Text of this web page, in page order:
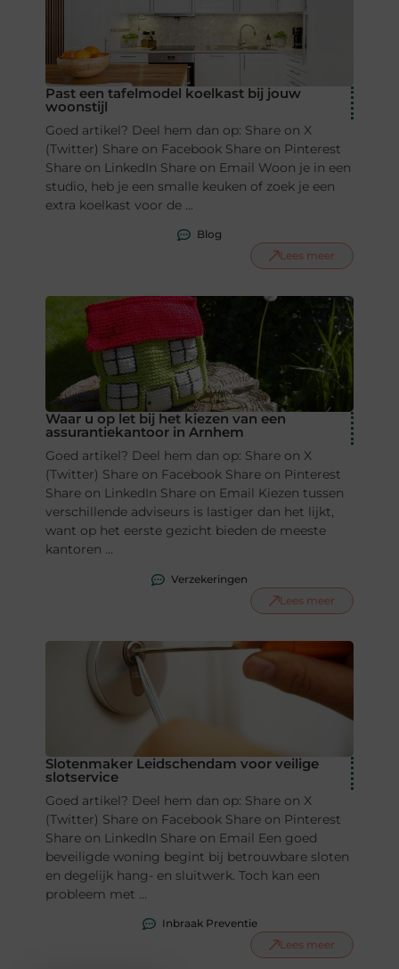
Past een tafelmodel koelkast bij jouw
woonstijl
Goed artikel? Deel hem dan op: Share on X
(Twitter) Share on Facebook Share on Pinterest
Share on LinkedIn Share on Email Woon je in een
studio, heb je een smalle keuken of zoek je een
extra koelkast voor de ...
Blog
Lees meer
Waar u op let bij het kiezen van een
assurantiekantoor in Arnhem
Goed artikel? Deel hem dan op: Share on X
(Twitter) Share on Facebook Share on Pinterest
Share on LinkedIn Share on Email Kiezen tussen
verschillende adviseurs is lastiger dan het lijkt,
want op het eerste gezicht bieden de meeste
kantoren ...
Verzekeringen
Lees meer
Slotenmaker Leidschendam voor veilige
slotservice
Goed artikel? Deel hem dan op: Share on X
(Twitter) Share on Facebook Share on Pinterest
Share on LinkedIn Share on Email Een goed
beveiligde woning begint bij betrouwbare sloten
en degelijk hang- en sluitwerk. Toch kan een
probleem met ...
Inbraak Preventie
Lees meer